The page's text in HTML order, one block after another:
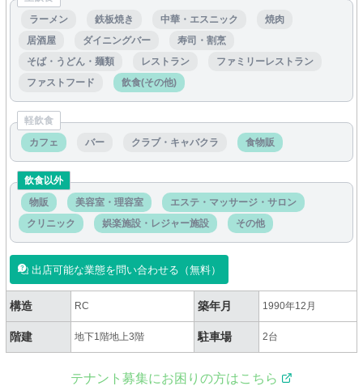
ラーメン
鉄板焼き 中華・エスニック
焼肉
居酒屋
ダイニングバー
寿司・割烹
そば・うどん・麺類
レストラン
ファミリーレストラン
ファストフード
飲食(その他)
軽飲食
カフェ
バー クラブ・キャバクラ 食物販
飲食以外
物販
美容室・理容室
エステ・マッサージ・サロン
クリニック
娯楽施設・レジャー施設 その他
出店可能な業態を問い合わせる（無料）
構造 RC 築年月 1990年12月
階建 地下1階地上3階 駐車場 2台
テナント募集にお困りの方はこちら